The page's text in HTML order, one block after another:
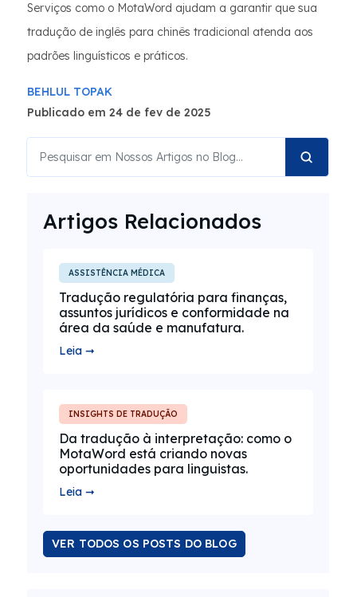
Serviços como o MotaWord ajudam a garantir que sua
tradução de inglês para chinês tradicional atenda aos
padrões linguísticos e práticos.
BEHLUL TOPAK
Publicado em 24 de fev de 2025
Artigos Relacionados
ASSISTÊNCIA MÉDICA
Tradução regulatória para finanças,
assuntos jurídicos e conformidade na
área da saúde e manufatura.
Leia ➞
INSIGHTS DE TRADUÇÃO
Da tradução à interpretação: como o
MotaWord está criando novas
oportunidades para linguistas.
Leia ➞
VER TODOS OS POSTS DO BLOG